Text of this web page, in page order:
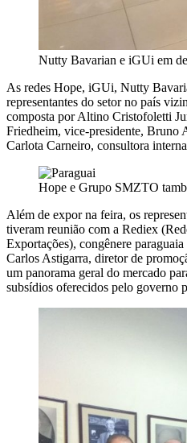
Nutty Bavarian e iGUi em
As redes Hope, iGUi, Nutty
representantes do setor no país
composta por Altino Cristofoletti
Friedheim, vice-presidente, Bruno
Carlota Carneiro, consultora
Hope e Grupo SMZTO
Além de expor na feira, os
tiveram reunião com a Rediex
Exportações), congênere
Carlos Astigarra, diretor de
um panorama geral do mercado
subsídios oferecidos pelo governo